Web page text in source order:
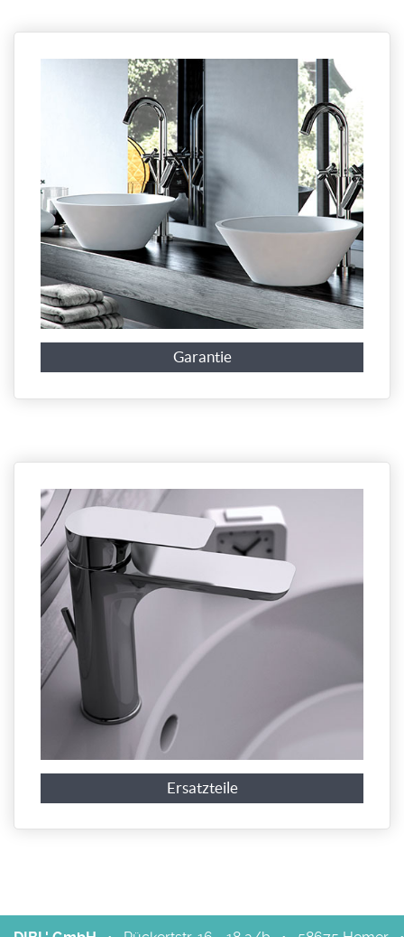
Garantie
Ersatzteile